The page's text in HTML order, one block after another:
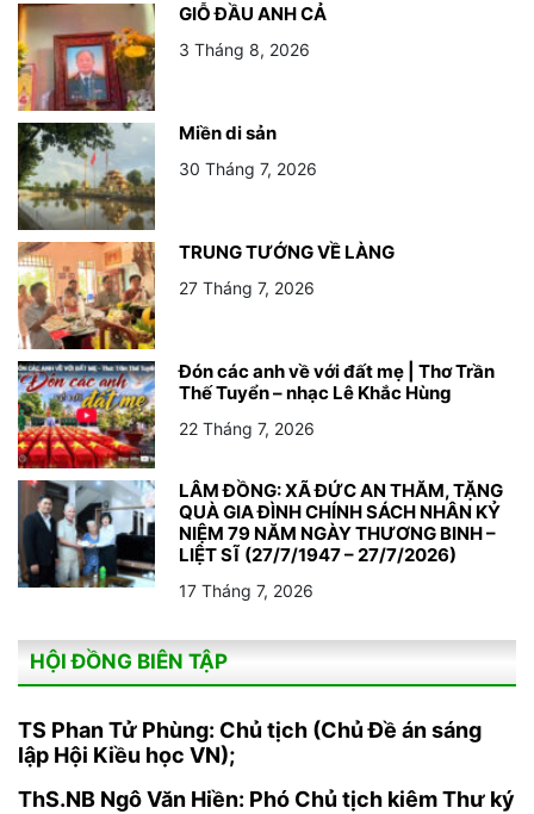
GIỖ ĐẦU ANH CẢ
3 Tháng 8, 2026
Miền di sản
30 Tháng 7, 2026
TRUNG TƯỚNG VỀ LÀNG
27 Tháng 7, 2026
Đón các anh về với đất mẹ | Thơ Trần
Thế Tuyển – nhạc Lê Khắc Hùng
22 Tháng 7, 2026
LÂM ĐỒNG: XÃ ĐỨC AN THĂM, TẶNG
QUÀ GIA ĐÌNH CHÍNH SÁCH NHÂN KỶ
NIỆM 79 NĂM NGÀY THƯƠNG BINH –
LIỆT SĨ (27/7/1947 – 27/7/2026)
17 Tháng 7, 2026
HỘI ĐỒNG BIÊN TẬP
TS Phan Tử Phùng: Chủ tịch (Chủ Đề án sáng
lập Hội Kiều học VN);
ThS.NB Ngô Văn Hiền: Phó Chủ tịch kiêm Thư ký